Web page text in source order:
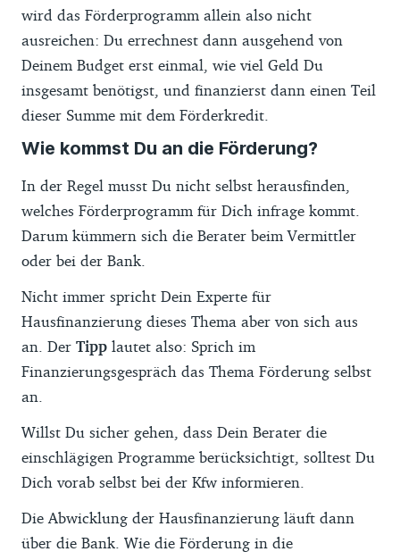
wird das Förderprogramm allein also nicht
ausreichen: Du errechnest dann ausgehend von
Deinem Budget erst einmal, wie viel Geld Du
insgesamt benötigst, und finanzierst dann einen Teil
dieser Summe mit dem Förderkredit.
Wie kommst Du an die Förderung?
In der Regel musst Du nicht selbst herausfinden,
welches Förderprogramm für Dich infrage kommt.
Darum kümmern sich die Berater beim Vermittler
oder bei der Bank.
Nicht immer spricht Dein Experte für
Hausfinanzierung dieses Thema aber von sich aus
an. Der Tipp lautet also: Sprich im
Finanzierungsgespräch das Thema Förderung selbst
an.
Willst Du sicher gehen, dass Dein Berater die
einschlägigen Programme berücksichtigt, solltest Du
Dich vorab selbst bei der Kfw informieren.
Die Abwicklung der Hausfinanzierung läuft dann
über die Bank. Wie die Förderung in die